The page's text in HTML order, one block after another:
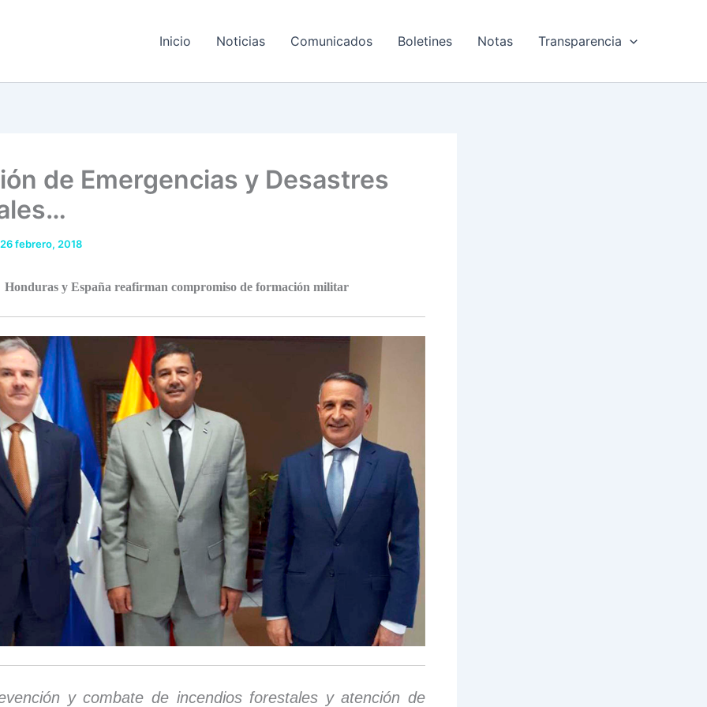
Inicio Noticias Comunicados Boletines Notas Transparencia
de Emergencias y Desastres
26 febrero, 2018
Honduras y España reafirman compromiso de formación militar
y combate de incendios forestales y atención de